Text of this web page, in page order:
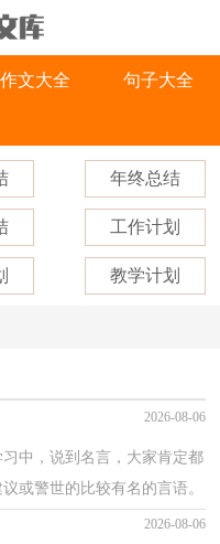
作文大全 句子大全
年终总结
工作计划
教学计划
2026-08-06
中，说到名言，大家肯定都
或警世的比较有名的言语。
？下面是小编...
2026-08-06